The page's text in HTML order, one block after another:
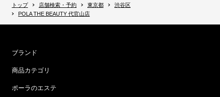
トップ 店舗検索・予約 東京都
渋谷区
POLA THE BEAUTY 代官山店
ブランド
商品カテゴリ
ポーラのエステ